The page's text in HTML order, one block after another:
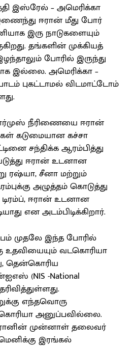
இஸ்ரேல் – அமெரிக்கா
ஈரான் மீது போர்
இரு நாடுகளையும்
தங்களின் முக்கியத்
போரில் இருந்து
இல்லை. அமெரிக்கா –
புகட்டாமல் விடமாட்டோம்
நீரிணையை ஈரான்
கடுமையான கச்சா
சந்திக்க ஆரம்பித்து
ஈரான் உடனான
ரஷ்யா, சீனா மற்றும்
அழுத்தம் கொடுத்து
ஈரான் உடனான
என அடம்பிடிக்கிறார்.
முதலே இந்த போரில்
உதவியையும் வடகொரியா
தென்கொரிய
(NIS -National
எந்தவொரு
அனுப்பவில்லை.
முன்னாள் தலைவர்
இரங்கல்